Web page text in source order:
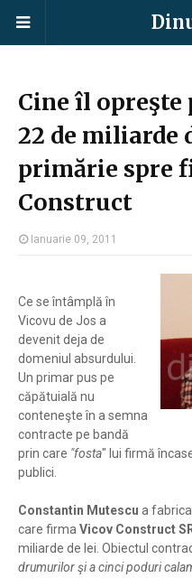
Cine îl opreşte
22 de miliarde
primărie spre
Construct
Ianuarie 09, 2011
Ce se întâmplă în
Vicovu de Jos a
devenit deja de
domeniul absurdului.
Un primar pus pe
căpătuială nu
conteneşte în a semna
contracte pe bandă
prin care "fosta" lui firmă
publici.
Constantin Mutescu a
care firma Vicov Construct
miliarde de lei. Obiectul
drumurilor şi a cinci poduri